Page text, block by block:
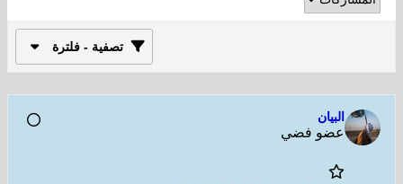
تصفية - فلترة
البيان
عضو فضي